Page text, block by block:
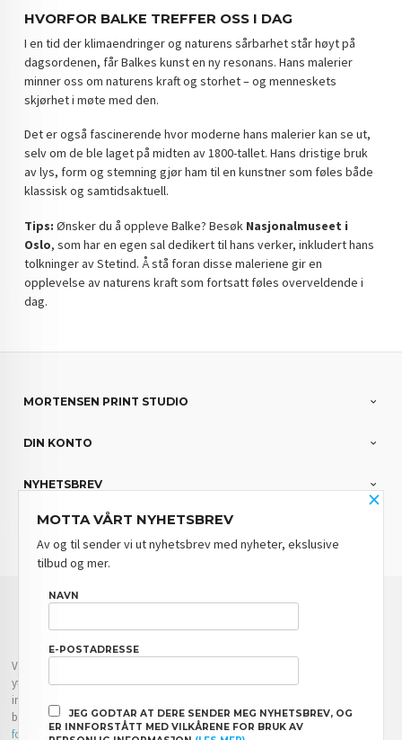
HVORFOR BALKE TREFFER OSS I DAG
I en tid der klimaendringer og naturens sårbarhet står høyt på
dagsordenen, får Balkes kunst en ny resonans. Hans malerier
minner oss om naturens kraft og storhet – og menneskets
skjørhet i møte med den.
Det er også fascinerende hvor moderne hans malerier kan se ut,
selv om de ble laget på midten av 1800-tallet. Hans dristige bruk
av lys, form og stemning gjør ham til en kunstner som føles både
klassisk og samtidsaktuell.
Tips: Ønsker du å oppleve Balke? Besøk Nasjonalmuseet i
Oslo, som har en egen sal dedikert til hans verker, inkludert hans
tolkninger av Stetind. Å stå foran disse maleriene gir en
opplevelse av naturens kraft som fortsatt føles overveldende i
dag.
MORTENSEN PRINT STUDIO
DIN KONTO
NYHETSBREV
PARTNERE
FRAKT
NYHETSBREV BLOGG
Vår nettbutikk bruker cookies slik at du får en bedre kjøpsopplevelse og vi kan
yte deg bedre service. Vi bruker cookies hovedsaklig til å lagre
innloggingsdetaljer og huske hva du har puttet i handlekurven din. Fortsett å
bruke siden som normalt om du godtar dette.Les merellerendre innstillinger
for cookies.
×
MOTTA VÅRT NYHETSBREV
Av og til sender vi ut nyhetsbrev med nyheter, ekslusive
tilbud og mer.
NAVN
E-POSTADRESSE
JEG GODTAR AT DERE SENDER MEG NYHETSBREV, OG
ER INNFORSTÅTT MED VILKÅRENE FOR BRUK AV